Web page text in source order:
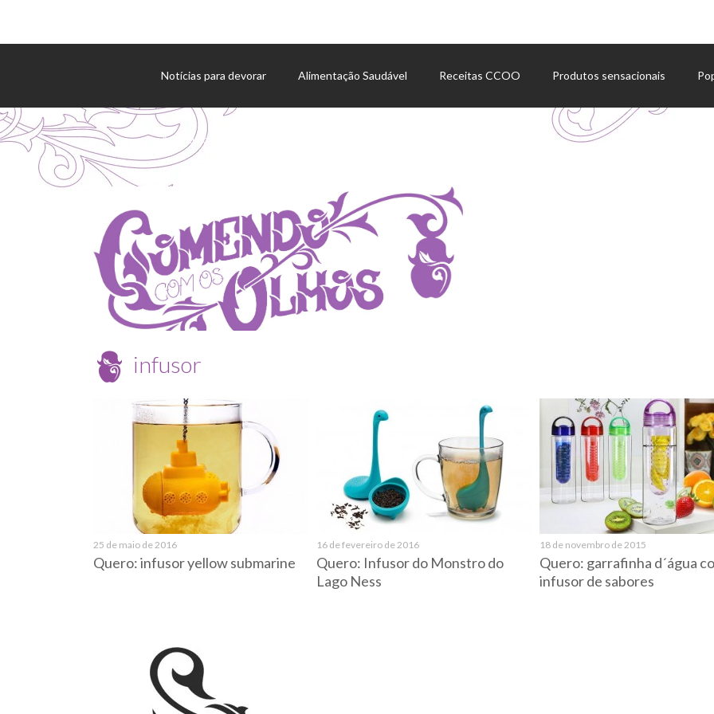
Notícias para devorar Alimentação Saudável Receitas CCOO Produtos sensacionais
Agenda de eventos
infusor
25 de maio de 2016
Quero: infusor yellow submarine
16 de fevereiro de 2016
Quero: Infusor do Monstro do
Lago Ness
18 de novembro de 2015
Quero: garrafinha d´água
infusor de sabores